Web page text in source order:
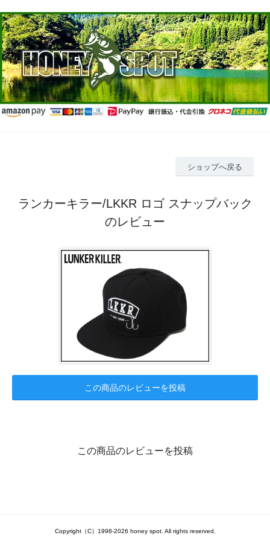
ショップへ戻る
ランカーキラー/LKKR ロゴ スナップバック
のレビュー
この商品のレビューを投稿
この商品のレビューを投稿
Copyright（C）1998-2026 honey spot. All rights reserved.